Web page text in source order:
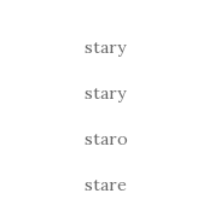
stary
stary
staro
stare